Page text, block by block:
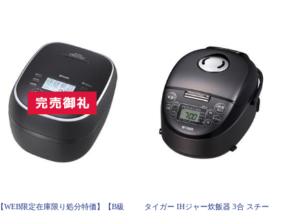
【WEB限定在庫限り処分特価】【B級
タイガー IHジャー炊飯器 3合 スチー